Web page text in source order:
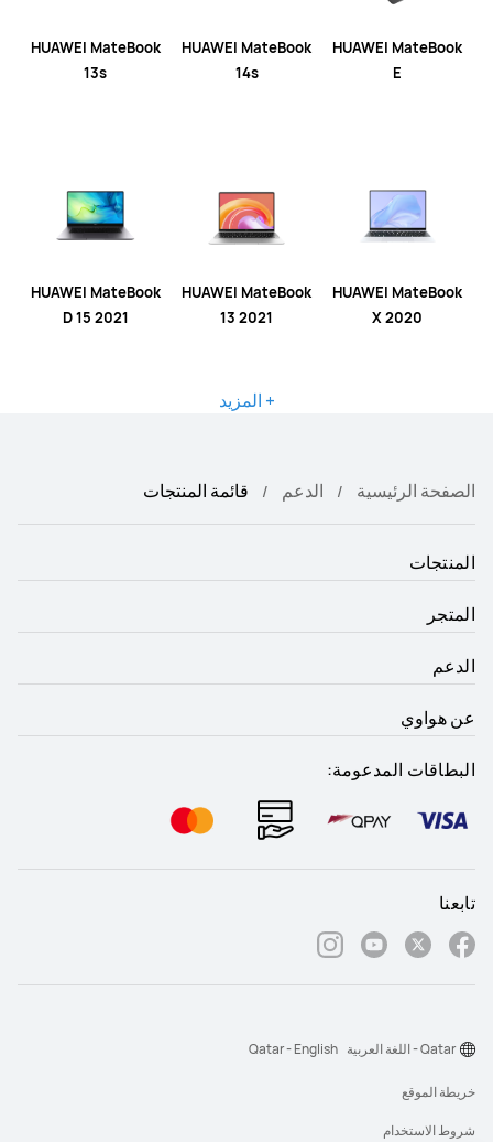
HUAWEI MateBook
E
HUAWEI MateBook
14s
HUAWEI MateBook
13s
HUAWEI MateBook
X 2020
HUAWEI MateBook
13 2021
HUAWEI MateBook
D 15 2021
+ المزيد
الصفحة الرئيسية الدعم قائمة المنتجات
المنتجات
المتجر
الدعم
عن هواوي
البطاقات المدعومة:
تابعنا
خريطة الموقع
شروط الاستخدام
Qatar - اللغة العربية Qatar - English